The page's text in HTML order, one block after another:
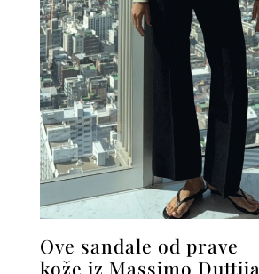
Ove sandale od prave
kože iz Massimo Duttija